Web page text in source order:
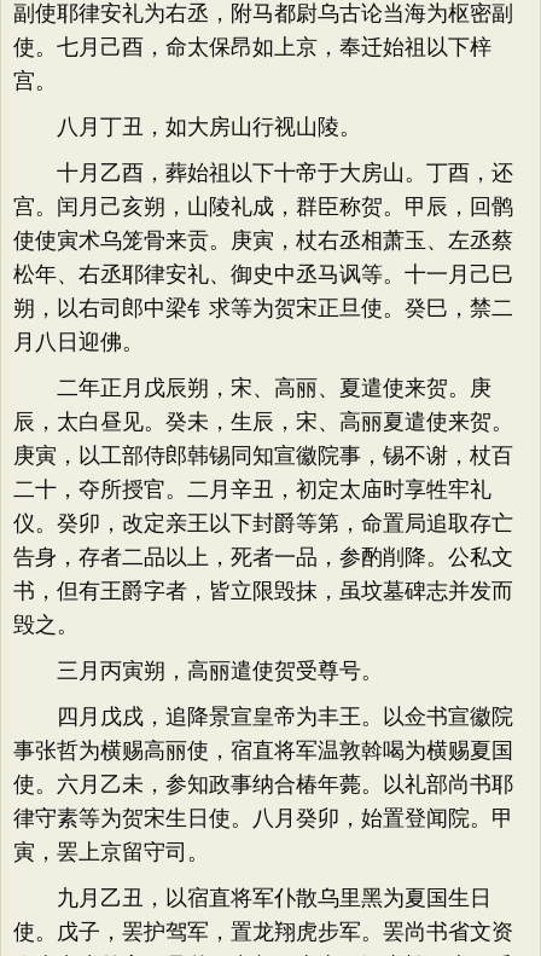
副使耶律安礼为右丞，附马都尉乌古论当海为枢密副
使。七月己酉，命太保昂如上京，奉迁始祖以下梓
宫。
八月丁丑，如大房山行视山陵。
十月乙酉，葬始祖以下十帝于大房山。丁酉，还
宫。闰月己亥朔，山陵礼成，群臣称贺。甲辰，回鹘
使使寅术乌笼骨来贡。庚寅，杖右丞相萧玉、左丞蔡
松年、右丞耶律安礼、御史中丞马讽等。十一月己巳
朔，以右司郎中梁钅求等为贺宋正旦使。癸巳，禁二
月八日迎佛。
二年正月戊辰朔，宋、高丽、夏遣使来贺。庚
辰，太白昼见。癸未，生辰，宋、高丽夏遣使来贺。
庚寅，以工部侍郎韩锡同知宣徽院事，锡不谢，杖百
二十，夺所授官。二月辛丑，初定太庙时享牲牢礼
仪。癸卯，改定亲王以下封爵等第，命置局追取存亡
告身，存者二品以上，死者一品，参酌削降。公私文
书，但有王爵字者，皆立限毁抹，虽坟墓碑志并发而
毁之。
三月丙寅朔，高丽遣使贺受尊号。
四月戊戌，追降景宣皇帝为丰王。以佥书宣徽院
事张哲为横赐高丽使，宿直将军温敦斡喝为横赐夏国
使。六月乙未，参知政事纳合椿年薨。以礼部尚书耶
律守素等为贺宋生日使。八月癸卯，始置登闻院。甲
寅，罢上京留守司。
九月乙丑，以宿直将军仆散乌里黑为夏国生日
使。戊子，罢护驾军，置龙翔虎步军。罢尚书省文资